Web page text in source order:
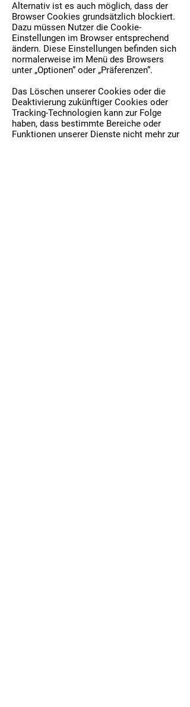
Alternativ ist es auch möglich, dass der
Browser Cookies grundsätzlich blockiert.
Dazu müssen Nutzer die Cookie-
Einstellungen im Browser entsprechend
ändern. Diese Einstellungen befinden sich
normalerweise im Menü des Browsers
unter „Optionen“ oder „Präferenzen“.
Das Löschen unserer Cookies oder die
Deaktivierung zukünftiger Cookies oder
Tracking-Technologien kann zur Folge
haben, dass bestimmte Bereiche oder
Funktionen unserer Dienste nicht mehr zur